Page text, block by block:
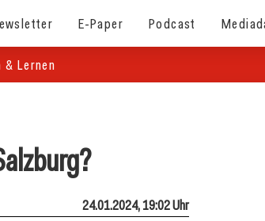
E-Paper Podcast
& Lernen
24.01.2024, 19:02 Uhr